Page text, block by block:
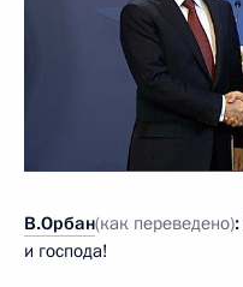
В.Орбан(как переведено):
и господа!